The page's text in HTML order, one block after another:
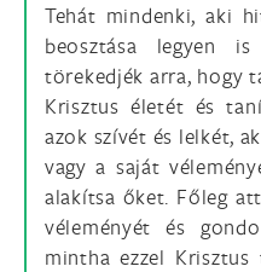
Tehát mindenki, aki
beosztása legyen is
törekedjék arra, hogy
Krisztus életét és
azok szívét és lelkét,
vagy a saját
alakítsa őket. Főleg
véleményét és
mintha ezzel